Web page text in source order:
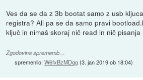
Ves da se da z 3b bootat samo z usb
registra? Ali pa se da samo pravi
ključ in nimaš skoraj nič read in nič
Zgodovina sprememb…
spremenilo:W6fxBzMDqg(3. jan 2019 ob 18:04)